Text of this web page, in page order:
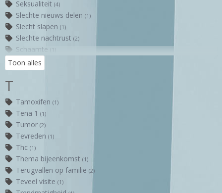
Seksualiteit(4)
Slechte nieuws delen(1)
Slecht slapen(1)
Slechte nachtrust(2)
Schaamte (1)
Stress(1)
Straling afgeven
Slapen(3)
Snijvlakken
Sfincterprothese
Spoedig herstel
Toon alles
T
Tamoxifen(1)
Tena 1(1)
Tumor(2)
Tevreden(1)
Thc(1)
Thema bijeenkomst(1)
Terugvallen op familie(2)
Teveel visite(1)